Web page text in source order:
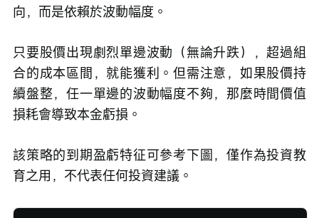
向，而是依賴於波動幅度。
只要股價出現劇烈單邊波動（無論升跌），超過組
合的成本區間，就能獲利。但需注意，如果股價持
續盤整，任一單邊的波動幅度不夠，那麼時間價值
損耗會導致本金虧損。
該策略的到期盈虧特征可參考下圖，僅作為投資教
育之用，不代表任何投資建議。